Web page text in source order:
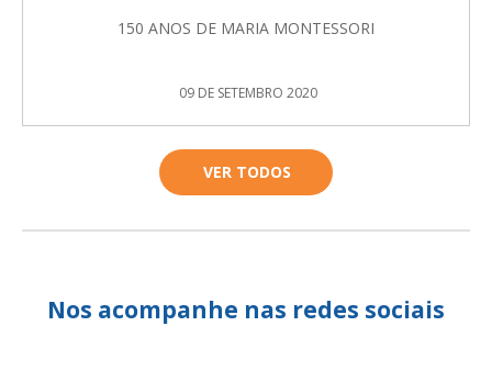
150 ANOS DE MARIA MONTESSORI
09 DE SETEMBRO 2020
VER TODOS
Nos acompanhe nas redes sociais